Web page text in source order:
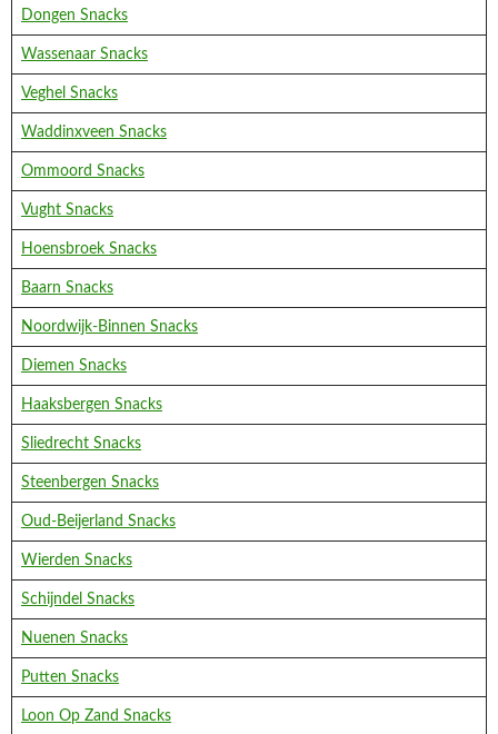
Dongen Snacks
Wassenaar Snacks
Veghel Snacks
Waddinxveen Snacks
Ommoord Snacks
Vught Snacks
Hoensbroek Snacks
Baarn Snacks
Noordwijk-Binnen Snacks
Diemen Snacks
Haaksbergen Snacks
Sliedrecht Snacks
Steenbergen Snacks
Oud-Beijerland Snacks
Wierden Snacks
Schijndel Snacks
Nuenen Snacks
Putten Snacks
Loon Op Zand Snacks